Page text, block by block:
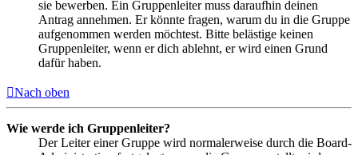
sie bewerben. Ein Gruppenleiter muss daraufhin deinen
Antrag annehmen. Er könnte fragen, warum du in die Gruppe
aufgenommen werden möchtest. Bitte belästige keinen
Gruppenleiter, wenn er dich ablehnt, er wird einen Grund
dafür haben.
Nach oben
Wie werde ich Gruppenleiter?
Der Leiter einer Gruppe wird normalerweise durch die Board-